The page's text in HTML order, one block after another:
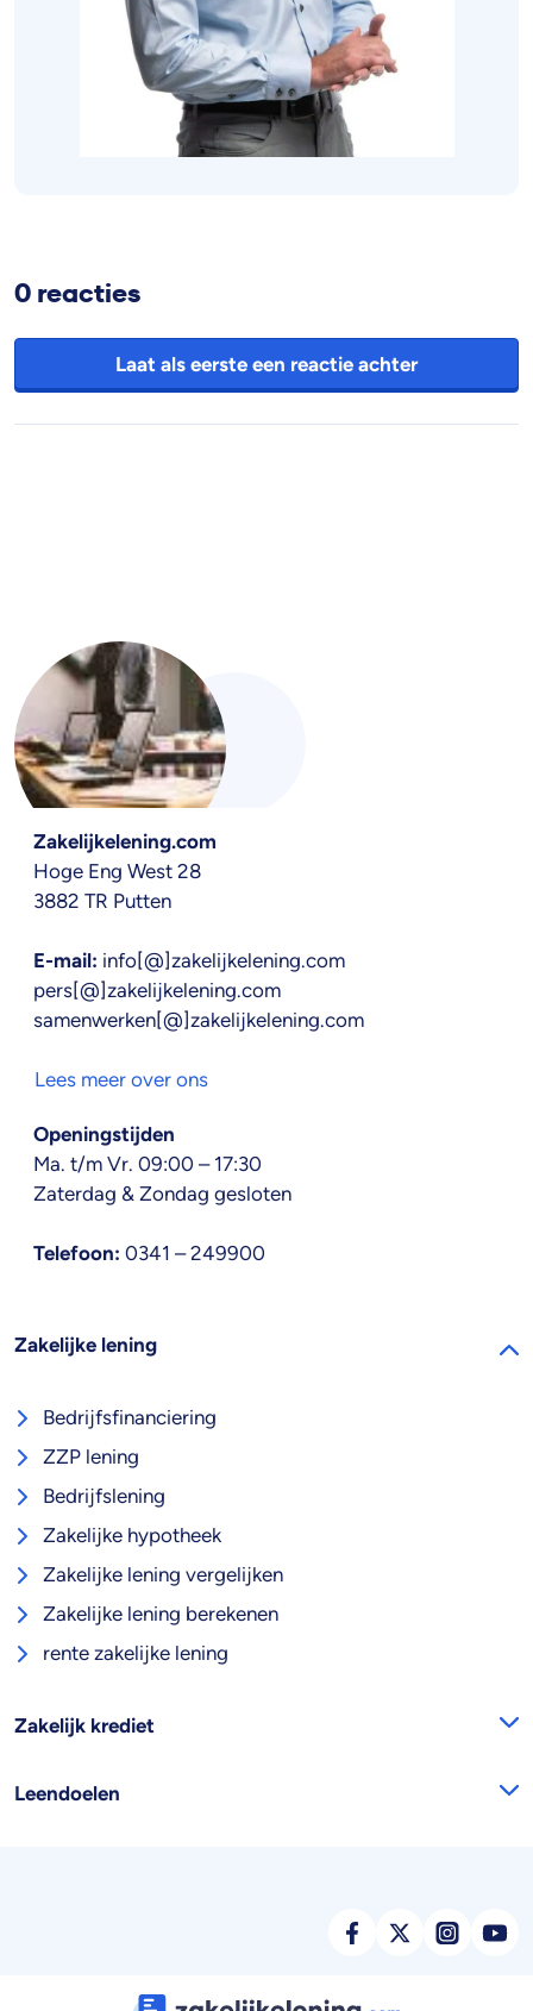
0 reacties
Laat als eerste een reactie achter
Zakelijkelening.com
Hoge Eng West 28
3882 TR Putten
E-mail: info[@]zakelijkelening.com
pers[@]zakelijkelening.com
samenwerken[@]zakelijkelening.com
Lees meer over ons
Openingstijden
Ma. t/m Vr. 09:00 – 17:30
Zaterdag & Zondag gesloten
Telefoon: 0341 – 249900
Zakelijke lening
Bedrijfsfinanciering
ZZP lening
Bedrijfslening
Zakelijke hypotheek
Zakelijke lening vergelijken
Zakelijke lening berekenen
rente zakelijke lening
Zakelijk krediet
Leendoelen